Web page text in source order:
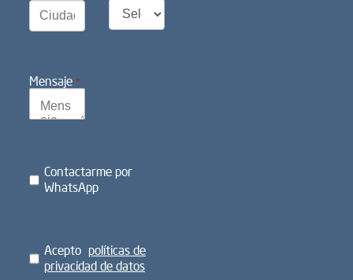
Mensaje*
Contactarme por
WhatsApp
Acepto políticas de
privacidad de datos